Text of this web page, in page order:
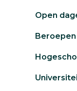
Open
Beroepen